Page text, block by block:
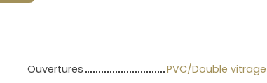
Ouvertures
PVC/Double vitrage